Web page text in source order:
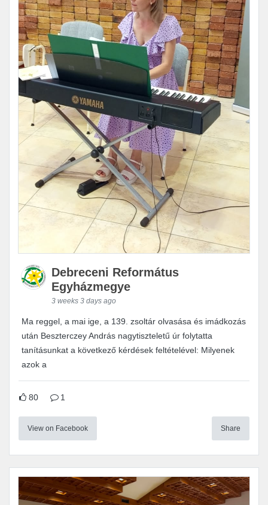
Debreceni Református
Egyházmegye
3 weeks 3 days ago
Ma reggel, a mai ige, a 139. zsoltár olvasása és imádkozás
után Beszterczey András nagytiszteletű úr folytatta
tanításunkat a következő kérdések feltételével: Milyenek
azok a
80 1
View on Facebook Share